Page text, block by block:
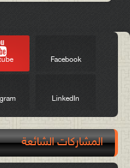
Facebook
LinkedIn
المشاركات الشائعة